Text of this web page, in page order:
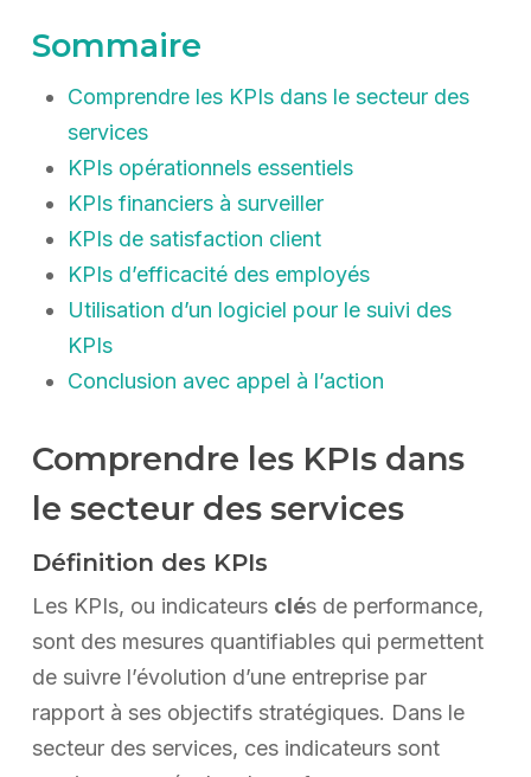
Sommaire
Comprendre les KPIs dans le secteur des
services
KPIs opérationnels essentiels
KPIs financiers à surveiller
KPIs de satisfaction client
KPIs d’efficacité des employés
Utilisation d’un logiciel pour le suivi des
KPIs
Conclusion avec appel à l’action
Comprendre les KPIs dans
le secteur des services
Définition des KPIs
Les KPIs, ou indicateurs clés de performance,
sont des mesures quantifiables qui permettent
de suivre l’évolution d’une entreprise par
rapport à ses objectifs stratégiques. Dans le
secteur des services, ces indicateurs sont